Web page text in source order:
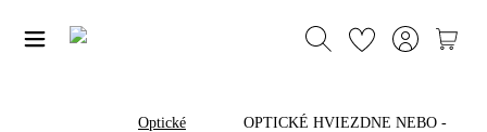
Optické
OPTICKÉ HVIEZDNE NEBO -